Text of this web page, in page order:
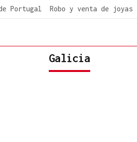
Portugal Robo y venta de joyas
Galicia